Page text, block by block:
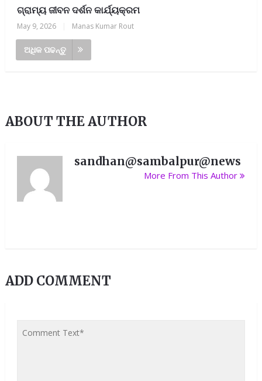
ଗ୍ରାମ୍ୟ ଜୀବନ ଦର୍ଶନ କାର୍ଯ୍ୟକ୍ରମ
May 9, 2026 Manas Kumar Rout
ଅଧିକ ପଢନ୍ତୁ
ABOUT THE AUTHOR
sandhan@sambalpur@news
More From This Author
ADD COMMENT